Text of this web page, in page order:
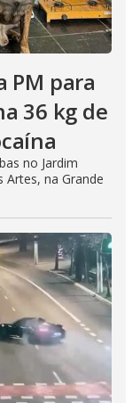
PM para
36 kg de
no Jardim
Artes, na Grande